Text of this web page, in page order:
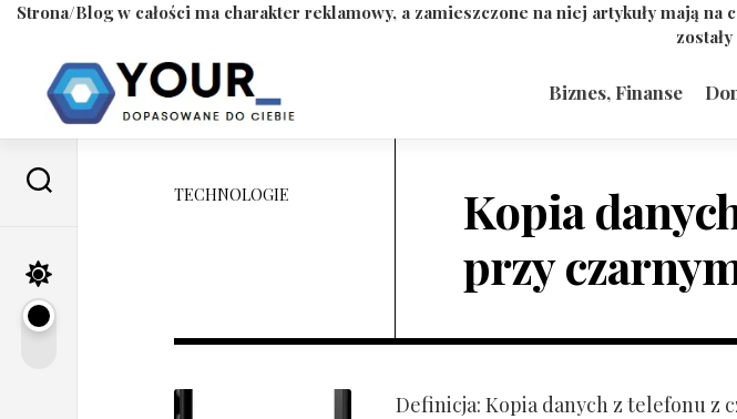
Strona/Blog w całości ma charakter reklamowy, a zamieszczone na niej artykuły mają
content
Biznes, Finanse
TECHNOLOGIE
Kopia
przy
Definicja: Kopia danych z telefonu z